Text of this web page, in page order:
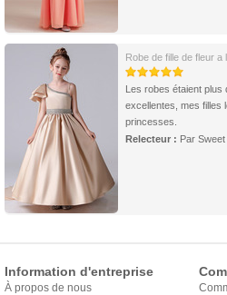
Robe de fille de fleur a
Les robes étaient plus
excellentes, mes filles
princesses.
Relecteur : Par
Information d'entreprise
À propos de nous